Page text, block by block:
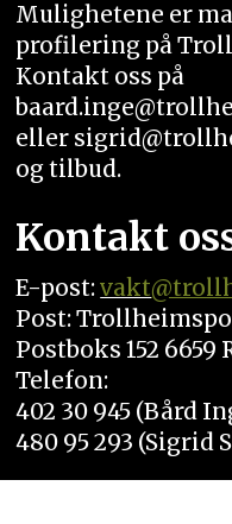
Mulighetene er
profilering på
Kontakt oss på
eller
og tilbud.
Kontakt
E-post:vakt
Post:
Postboks 152 6659
Telefon:
402 30 945 (Bård
480 95 293 (Sigrid